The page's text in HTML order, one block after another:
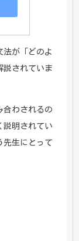
法が「どのよ
説されていま
合わされるの
説明されてい
先生にとって